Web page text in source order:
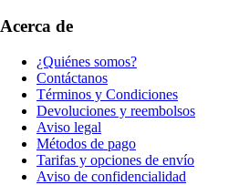
Acerca de
¿Quiénes somos?
Contáctanos
Términos y Condiciones
Devoluciones y reembolsos
Aviso legal
Métodos de pago
Tarifas y opciones de envío
Aviso de confidencialidad